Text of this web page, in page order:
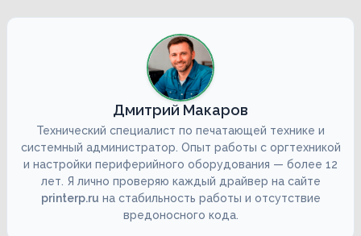
Дмитрий Макаров
Технический специалист по печатающей технике и
системный администратор. Опыт работы с оргтехникой
и настройки периферийного оборудования — более 12
лет. Я лично проверяю каждый драйвер на сайте
printerp.ru на стабильность работы и отсутствие
вредоносного кода.